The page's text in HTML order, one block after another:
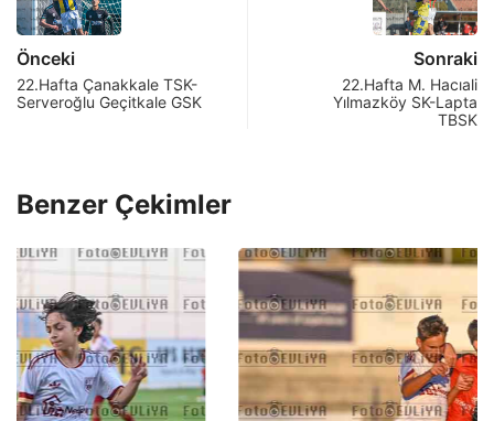
Önceki
22.Hafta Çanakkale TSK-
Serveroğlu Geçitkale GSK
Sonraki
22.Hafta M. Hacıali
Yılmazköy SK-Lapta
TBSK
Benzer Çekimler